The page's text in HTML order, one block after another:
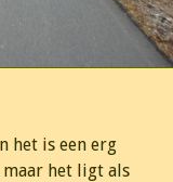
het is een erg
het ligt als